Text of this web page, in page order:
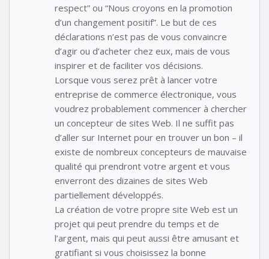
respect” ou “Nous croyons en la promotion
d’un changement positif”. Le but de ces
déclarations n’est pas de vous convaincre
d’agir ou d’acheter chez eux, mais de vous
inspirer et de faciliter vos décisions.
Lorsque vous serez prêt à lancer votre
entreprise de commerce électronique, vous
voudrez probablement commencer à chercher
un concepteur de sites Web. Il ne suffit pas
d’aller sur Internet pour en trouver un bon – il
existe de nombreux concepteurs de mauvaise
qualité qui prendront votre argent et vous
enverront des dizaines de sites Web
partiellement développés.
La création de votre propre site Web est un
projet qui peut prendre du temps et de
l’argent, mais qui peut aussi être amusant et
gratifiant si vous choisissez la bonne